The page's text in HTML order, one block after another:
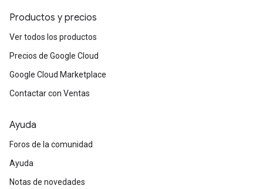
Productos y precios
Ver todos los productos
Precios de Google Cloud
Google Cloud Marketplace
Contactar con Ventas
Ayuda
Foros de la comunidad
Ayuda
Notas de novedades